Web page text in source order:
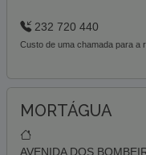
232 720 440
Custo de uma chamada para a
MORTÁGUA
AVENIDA DOS